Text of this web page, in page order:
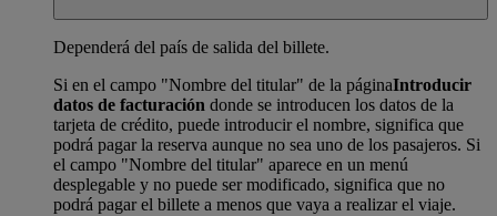
Dependerá del país de salida del billete.
Si en el campo "Nombre del titular" de la páginaIntroducir
datos de facturación donde se introducen los datos de la
tarjeta de crédito, puede introducir el nombre, significa que
podrá pagar la reserva aunque no sea uno de los pasajeros. Si
el campo "Nombre del titular" aparece en un menú
desplegable y no puede ser modificado, significa que no
podrá pagar el billete a menos que vaya a realizar el viaje.